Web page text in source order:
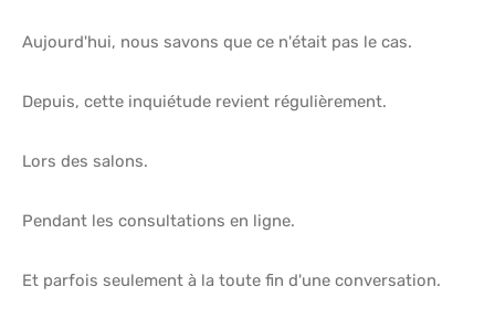
Aujourd'hui, nous savons que ce n'était pas le cas.
Depuis, cette inquiétude revient régulièrement.
Lors des salons.
Pendant les consultations en ligne.
Et parfois seulement à la toute fin d'une conversation.